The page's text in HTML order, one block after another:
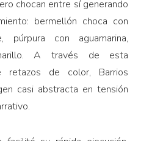
chocan entre sí generando
bermellón choca con
púrpura con aguamarina,
A través de esta
retazos de color, Barrios
casi abstracta en tensión